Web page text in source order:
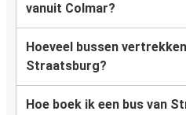
vanuit Colmar?
Hoeveel bussen
Straatsburg?
Hoe boek ik een bus van